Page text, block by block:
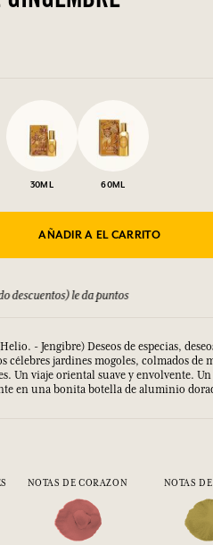
30ML 60ML
AÑADIR A EL CARRITO
descuentos) le da puntos
- Jengibre) Deseos de especias,
célebres jardines mogoles, colmados de
Un viaje oriental suave y envolvente.Un
en una bonita botella de aluminio
NOTAS DE CORAZON NOTAS